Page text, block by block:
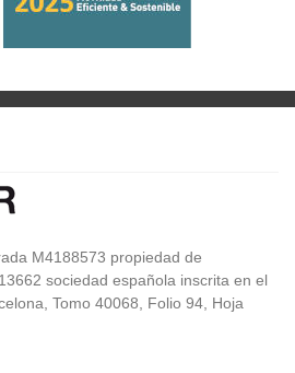
M4188573 propiedad de
sociedad española inscrita en el
Tomo 40068, Folio 94, Hoja